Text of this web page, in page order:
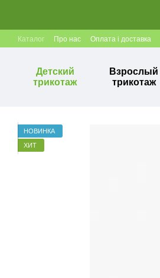
Каталог Про нас Оплата і доставка
Детский
трикотаж
Взрослый
трикотаж
НОВИНКА
ХИТ